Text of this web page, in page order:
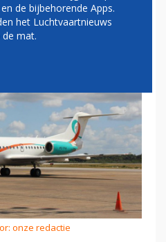
WIJ
onze redactie
de bijbehorende Apps.
het Luchtvaartnieuws
mat.